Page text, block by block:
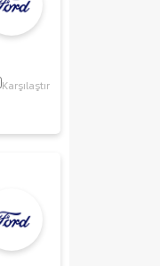
Karşılaştır